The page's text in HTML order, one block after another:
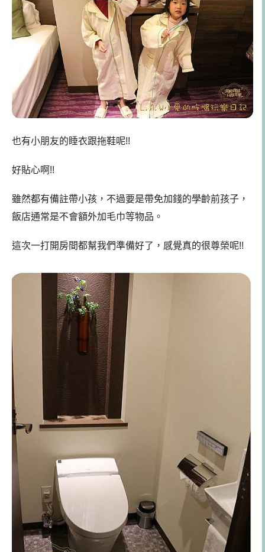
也有小朋友的睡衣跟拖鞋呢!!
好貼心啊!!
雖然都有備註帶小孩，不過要是帶免加錢的學齡前孩子，
飯店通常是不會額外加毛巾等物品。
這次一打開房間都幫我們準備好了，感覺真的很尊榮呢!!